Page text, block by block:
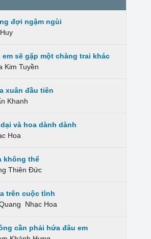
đợi ngậm ngùi
em sẽ gặp một chàng trai khác
Kim Tuyền
xuân đầu tiên
Khanh
và hoa dành dành
Hoa
không thể
Thiên Đức
trên cuộc tình
Nhạc Hoa
cần phải hứa đâu em